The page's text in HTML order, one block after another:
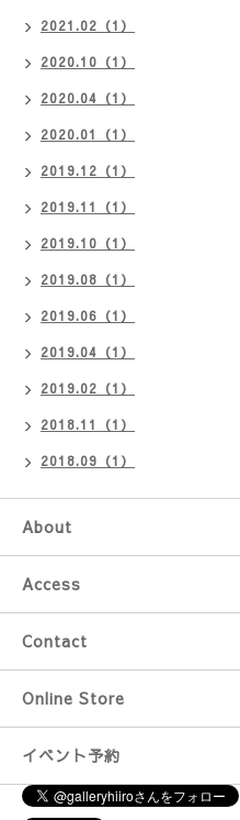
2021.02（1）
2020.10（1）
2020.04（1）
2020.01（1）
2019.12（1）
2019.11（1）
2019.10（1）
2019.08（1）
2019.06（1）
2019.04（1）
2019.02（1）
2018.11（1）
2018.09（1）
About
Access
Contact
Online Store
イベント予約